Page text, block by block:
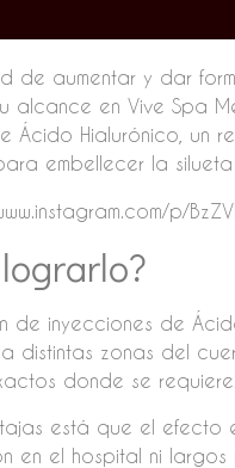
de aumentar y dar
alcance en Vive Spa
Ácido Hialurónico, un
embellecer la silueta
p/
de inyecciones de
distintas zonas del
donde se requiere.
está que el
en el hospital ni